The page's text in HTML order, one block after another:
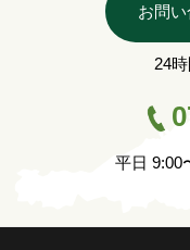
お問
24
平日 9:00